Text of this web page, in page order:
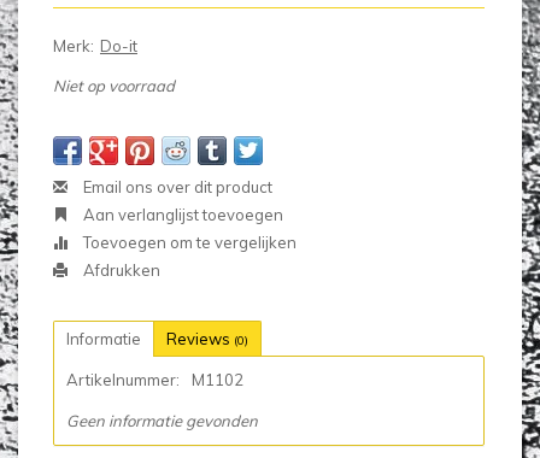
Merk: Do-it
Niet op voorraad
Email ons over dit product
Aan verlanglijst toevoegen
Toevoegen om te vergelijken
Afdrukken
Informatie Reviews (0)
Artikelnummer: M1102
Geen informatie gevonden